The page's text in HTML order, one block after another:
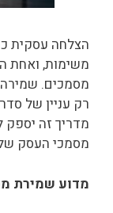
הצלחה עסקית
משימות, ואחת
מסמכים. שמירה
רק עניין של
מדריך זה
מסמכי העסק
מדוע שמירת